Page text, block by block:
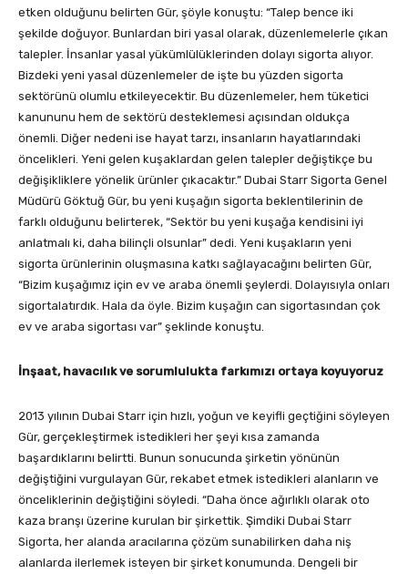
etken olduğunu belirten Gür, şöyle konuştu: “Talep bence iki
şekilde doğuyor. Bunlardan biri yasal olarak, düzenlemelerle çıkan
talepler. İnsanlar yasal yükümlülüklerinden dolayı sigorta alıyor.
Bizdeki yeni yasal düzenlemeler de işte bu yüzden sigorta
sektörünü olumlu etkileyecektir. Bu düzenlemeler, hem tüketici
kanununu hem de sektörü desteklemesi açısından oldukça
önemli. Diğer nedeni ise hayat tarzı, insanların hayatlarındaki
öncelikleri. Yeni gelen kuşaklardan gelen talepler değiştikçe bu
değişikliklere yönelik ürünler çıkacaktır.” Dubai Starr Sigorta Genel
Müdürü Göktuğ Gür, bu yeni kuşağın sigorta beklentilerinin de
farklı olduğunu belirterek, “Sektör bu yeni kuşağa kendisini iyi
anlatmalı ki, daha bilinçli olsunlar” dedi. Yeni kuşakların yeni
sigorta ürünlerinin oluşmasına katkı sağlayacağını belirten Gür,
“Bizim kuşağımız için ev ve araba önemli şeylerdi. Dolayısıyla onları
sigortalatırdık. Hala da öyle. Bizim kuşağın can sigortasından çok
ev ve araba sigortası var” şeklinde konuştu.
İnşaat, havacılık ve sorumlulukta farkımızı ortaya koyuyoruz
2013 yılının Dubai Starr için hızlı, yoğun ve keyifli geçtiğini söyleyen
Gür, gerçekleştirmek istedikleri her şeyi kısa zamanda
başardıklarını belirtti. Bunun sonucunda şirketin yönünün
değiştiğini vurgulayan Gür, rekabet etmek istedikleri alanların ve
önceliklerinin değiştiğini söyledi. “Daha önce ağırlıklı olarak oto
kaza branşı üzerine kurulan bir şirkettik. Şimdiki Dubai Starr
Sigorta, her alanda aracılarına çözüm sunabilirken daha niş
alanlarda ilerlemek isteyen bir şirket konumunda. Dengeli bir